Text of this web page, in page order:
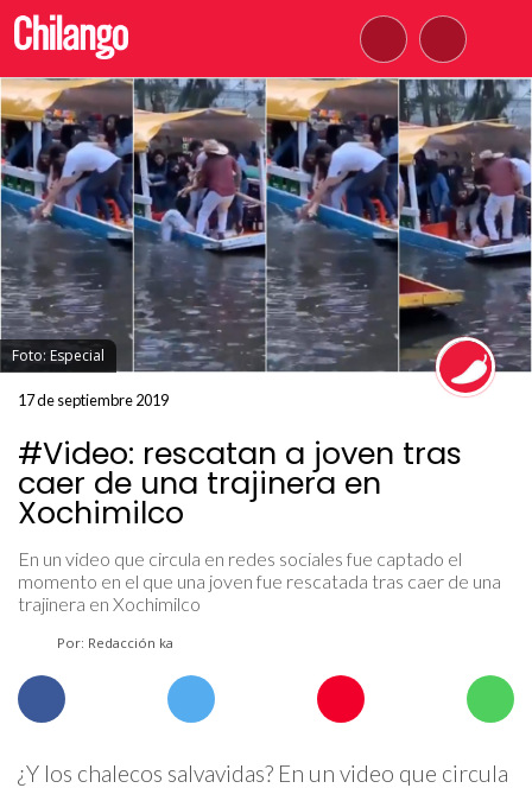
Foto: Especial
17 de septiembre 2019
#Video: rescatan a joven tras
caer de una trajinera en
Xochimilco
En un video que circula en redes sociales fue captado el
momento en el que una joven fue rescatada tras caer de una
trajinera en Xochimilco
Por: Redacción ka
¿Y los chalecos salvavidas? En un video que circula